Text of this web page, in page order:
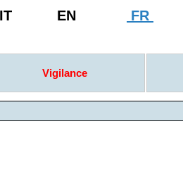
IT EN FR
Vigilance